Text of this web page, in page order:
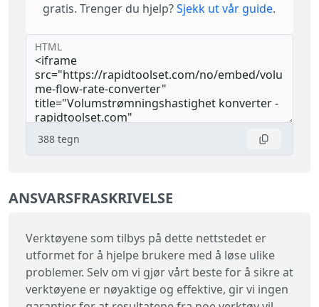
gratis. Trenger du hjelp?Sjekk ut vår guide.
HTML
388 tegn
ANSVARSFRASKRIVELSE
Verktøyene som tilbys på dette nettstedet er
utformet for å hjelpe brukere med å løse ulike
problemer. Selv om vi gjør vårt beste for å sikre at
verktøyene er nøyaktige og effektive, gir vi ingen